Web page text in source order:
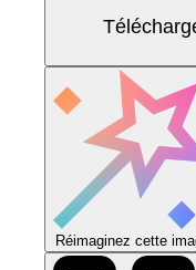
Réimaginez cette